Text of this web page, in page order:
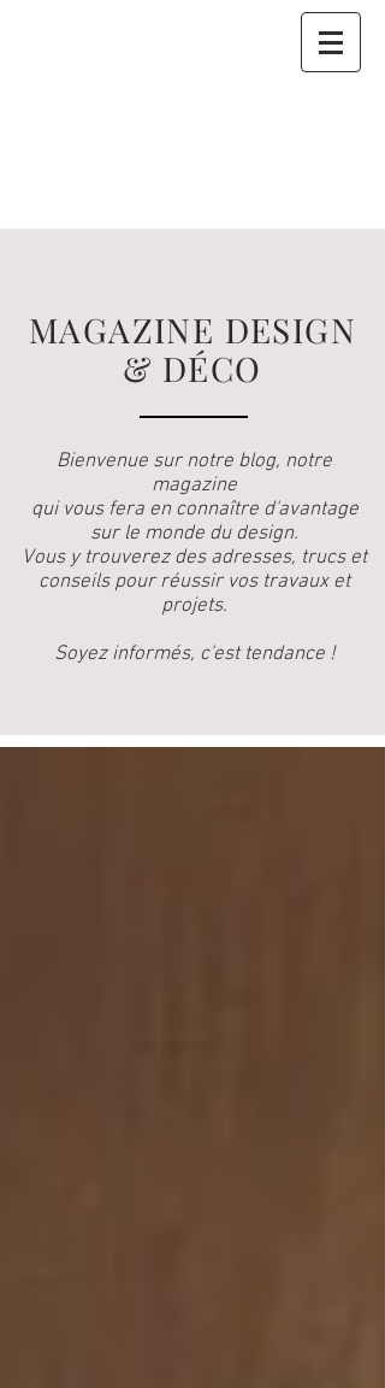
MAGAZINE DESIGN
& DÉCO
Bienvenue sur notre blog, notre
magazine
qui vous fera en connaître d'avantage
sur le monde du design.
Vous y trouverez des adresses, trucs et
conseils pour réussir vos travaux et
projets.
Soyez informés, c'est tendance !